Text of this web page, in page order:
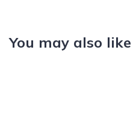
You may also like